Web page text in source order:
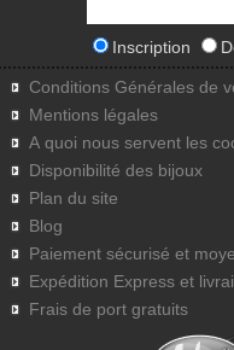
Inscription
Conditions Générales de
Mentions légales
A quoi nous servent les
Disponibilité des bijoux
Plan du site
Blog
Paiement sécurisé et
Expédition Express et
Frais de port gratuits